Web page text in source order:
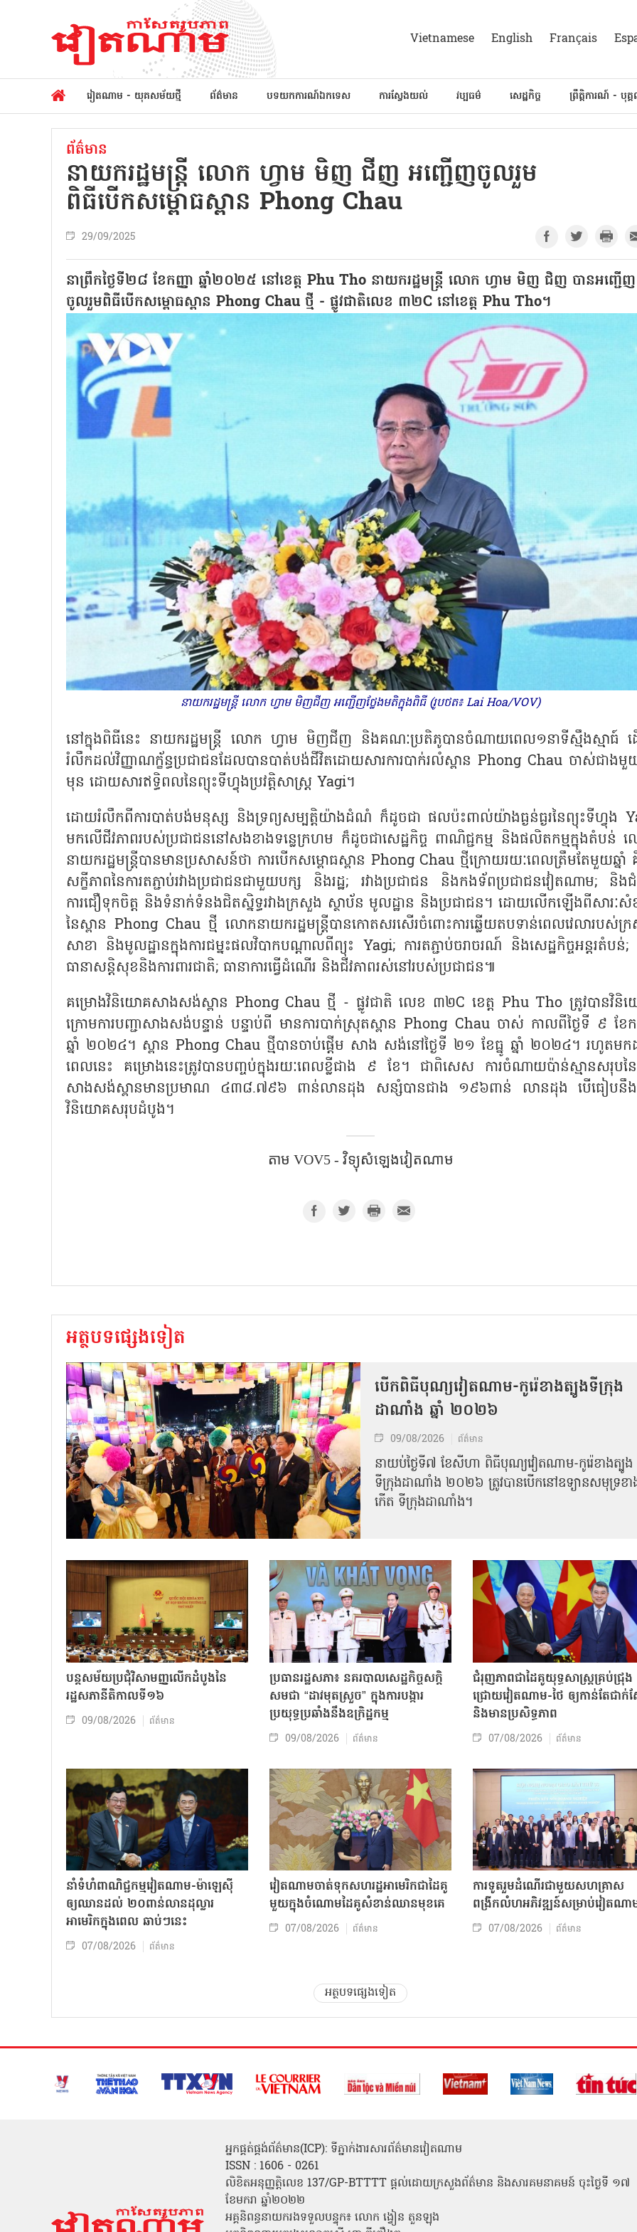
Vietnamese English Français
វៀតណាម - យុគសម័យថ្មី ព័ត៌មាន បទយកការណ៍ឯកទេស ការស្វែងយល់ វប្បធម៌ សេដ្ឋកិច្ច ព្រឹត្តិការណ៍ - បុគ្
ព័ត៌មាន
នាយករដ្ឋមន្ត្រី លោក ហ្វាម មិញ ជីញ អញ្ជើញចូលរួម
ពិធីបើកសម្ពោធស្ពាន Phong Chau
29/09/2025
នាព្រឹកថ្ងៃទី២៨ ខែកញ្ញា ឆ្នាំ២០២៥ នៅខេត្ត Phu Tho នាយករដ្ឋមន្ត្រី លោក ហ្វាម មិញ ជិញ បានអញ្ជើញ
ចូលរួមពិធីបើកសម្ពោធស្ពាន Phong Chau ថ្មី - ផ្លូវជាតិលេខ ៣២C នៅខេត្ត Phu Tho។
នាយករដ្ឋមន្ត្រី លោក ហ្វាម មិញជីញ អញ្ជើញថ្លែងមតិក្នុងពិធី (រូបថត៖ Lai Hoa/VOV)
នៅក្នុងពិធីនេះ នាយករដ្ឋមន្ត្រី លោក ហ្វាម មិញជីញ និងគណៈប្រតិភូបានចំណាយពេល១នាទីស្មឹងស្មាធ៍ ដ
រំលឹកដល់វិញ្ញាណក្ខ័ន្ធប្រជាជនដែលបានបាត់បង់ជីវិតដោយសារការបាក់រលំស្ពាន Phong Chau ចាស់ជាងមួយ
មុន ដោយសារឥទ្ធិពលនៃព្យុះទីហ្វុងប្រវត្តិសាស្ត្រ Yagi។
ដោយរំលឹកពីការបាត់បង់មនុស្ស និងទ្រព្យសម្បត្តិយ៉ាងដំណំ ក៏ដូចជា ផលប៉ះពាល់យ៉ាងធ្ងន់ធ្ងរនៃព្យុះទីហ្វុង
មកលើជីវភាពរបស់ប្រជាជននៅសងខាងទន្លេក្រហម ក៏ដូចជាសេដ្ឋកិច្ច ពាណិជ្ជកម្ម និងផលិតកម្មក្នុងតំបន់
នាយករដ្ឋមន្ត្រីបានមានប្រសាសន៍ថា ការបើកសម្ពោធស្ពាន Phong Chau ថ្មីក្រោយរយៈពេលត្រឹមតែមួយឆ្នាំ
សក្ខីភាពនៃការតភ្ជាប់រវាងប្រជាជនជាមួយបក្ស និងរដ្ឋ; រវាងប្រជាជន និងកងទ័ពប្រជាជនវៀតណាម; និង
ការជឿទុកចិត្ត និងទំនាក់ទំនងជិតស្និទ្ធរវាងក្រសួង ស្ថាប័ន មូលដ្ឋាន និងប្រជាជន។ ដោយលើកឡើងពីសារៈសំ
នៃស្ពាន Phong Chau ថ្មី លោកនាយករដ្ឋមន្ត្រីបានកោតសរសើរចំពោះការឆ្លើយតបទាន់ពេលវេលារបស់ក្
សាខា និងមូលដ្ឋានក្នុងការជម្នះផលវិបាកបណ្តាលពីព្យុះ Yagi; ការតភ្ជាប់ចរាចរណ៍ និងសេដ្ឋកិច្ចអន្តរតំបន់;
ធានាសន្តិសុខនិងការពារជាតិ; ធានាការធ្វើដំណើរ និងជីវភាពរស់នៅរបស់ប្រជាជន៕
គម្រោងវិនិយោគសាងសង់ស្ពាន Phong Chau ថ្មី - ផ្លូវជាតិ លេខ ៣២C ខេត្ត Phu Tho ត្រូវបានវិនិ
ក្រោមការបញ្ជាសាងសង់បន្ទាន់ បន្ទាប់ពី មានការបាក់ស្រុតស្ពាន Phong Chau ចាស់ កាលពីថ្ងៃទី ៩ ខែក
ឆ្នាំ ២០២៤។ ស្ពាន Phong Chau ថ្មីបានចាប់ផ្តើម សាង សង់នៅថ្ងៃទី ២១ ខែធ្នូ ឆ្នាំ ២០២៤។ រហូតម
ពេលនេះ គម្រោងនេះត្រូវបានបញ្ចប់ក្នុងរយៈពេលខ្លីជាង ៩ ខែ។ ជាពិសេស ការចំណាយប៉ាន់ស្មានសរុបនៃ
សាងសង់ស្ពានមានប្រមាណ ៤៣៨.៧៩៦ ពាន់លានដុង សន្សំបានជាង ១៩៦ពាន់ លានដុង បើធៀបនឹង
វិនិយោគសរុបដំបូង។
តាម VOV5 - វិទ្យុសំឡេង​វៀតណាម
អត្ថបទផ្សេងទៀត
បើកពិធីបុណ្យវៀតណាម-កូរ៉េខាងត្បូងទីក្រុង
ដាណាំង ឆ្នាំ ២០២៦
09/08/2026 ព័ត៌មាន
នាយប់ថ្ងៃទី៧ ខែសីហា ពិធីបុណ្យវៀតណាម-កូរ៉េខាងត្បូង
ទីក្រុងដាណាំង ២០២៦ ត្រូវបានបើកនៅឧទ្យានសមុទ្រខា
កើត ទីក្រុងដាណាំង។
បន្តសម័យប្រជុំវិសាមញ្ញលើកដំបូងនៃ
រដ្ឋសភានីតិកាលទី១៦
09/08/2026 ព័ត៌មាន
ប្រធានរដ្ឋសភា៖ នគរបាលសេដ្ឋកិច្ចសក្តិ
សមជា “ដាវមុតស្រួច” ក្នុងការបង្ការ
ប្រយុទ្ធប្រឆាំងនឹងឧក្រិដ្ឋកម្ម
09/08/2026 ព័ត៌មាន
ជំរុញភាពជាដៃគូយុទ្ធសាស្ត្រគ្រប់ជ្រុង
ជ្រោយវៀតណាម-ថៃ ឲ្យកាន់តែជាក់ស្
និងមានប្រសិទ្ធភាព
07/08/2026 ព័ត៌មាន
នាំទំហំពាណិជ្ជកម្មវៀតណាម-ម៉ាឡេស៊ី
ឲ្យឈានដល់ ២០ពាន់លានដុល្លារ
អាមេរិកក្នុងពេល ឆាប់ៗនេះ
07/08/2026 ព័ត៌មាន
វៀតណាមចាត់ទុកសហរដ្ឋអាមេរិកជាដៃគូ
មួយក្នុងចំណោមដៃគូសំខាន់ឈានមុខគេ
07/08/2026 ព័ត៌មាន
ការទូតរួមដំណើរជាមួយសហគ្រាស
ពង្រីកលំហអភិវឌ្ឍន៍សម្រាប់វៀតណា
07/08/2026 ព័ត៌មាន
អត្ថបទផ្សេងទៀត
អ្នកផ្គត់ផ្គង់ព័ត៌មាន(ICP): ទីភ្នាក់ងារសារព័ត៌មានវៀតណាម
ISSN : 1606 - 0261
លិខិតអនុញ្ញត្តិលេខ 137/GP-BTTTT ផ្តល់ដោយក្រសួងព័ត៌មាន និងសារគមនាគមន៍ ចុះថ្ងៃទី ១៧
ខែមករា ឆ្នាំ២០២២
អគ្គនិពន្ធនាយករងទទួលបន្ទុក៖ លោក ង្វៀន តួនឡុង